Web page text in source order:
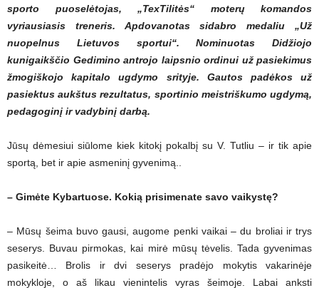
sporto puoselėtojas, „TexTilitės“ moterų komandos
vyriausiasis treneris. Apdovanotas sidabro medaliu „Už
nuopelnus Lietuvos sportui“. Nominuotas Didžiojo
kunigaikščio Gedimino antrojo laipsnio ordinui už pasiekimus
žmogiškojo kapitalo ugdymo srityje. Gautos padėkos už
pasiektus aukštus rezultatus, sportinio meistriškumo ugdymą,
pedagoginį ir vadybinį darbą.
Jūsų dėmesiui siūlome kiek kitokį pokalbį su V. Tutliu – ir tik apie
sportą, bet ir apie asmeninį gyvenimą..
– Gimėte Kybartuose. Kokią prisimenate savo vaikystę?
– Mūsų šeima buvo gausi, augome penki vaikai – du broliai ir trys
seserys. Buvau pirmokas, kai mirė mūsų tėvelis. Tada gyvenimas
pasikeitė… Brolis ir dvi seserys pradėjo mokytis vakarinėje
mokykloje, o aš likau vienintelis vyras šeimoje. Labai anksti